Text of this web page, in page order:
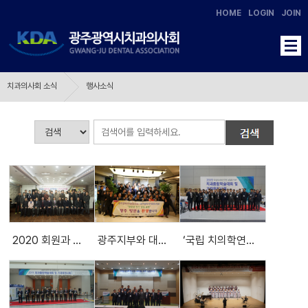
HOME LOGIN JOIN
치과의사회 소식 행사소식
2020 회원과 함께하는 신년 인사회 광주지부와 대구지부 치과의료봉사로 영호남 화합과 우의를 다진다 ‘국립 치의학연구원 설립을 위한’ 2019 치과종합학술대회 및 기자재전시회 성료